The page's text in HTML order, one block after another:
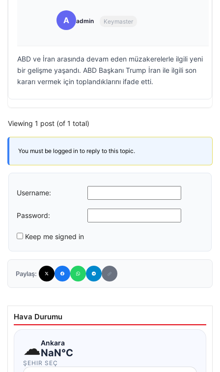
A admin Keymaster
ABD ve İran arasında devam eden müzakerelerle ilgili yeni
bir gelişme yaşandı. ABD Başkanı Trump İran ile ilgili son
kararı vermek için toplandıklarını ifade etti.
Viewing 1 post (of 1 total)
You must be logged in to reply to this topic.
Username:
Password:
Keep me signed in
Paylaş:
Hava Durumu
☁Ankara
NaN°C
ŞEHIR SEÇ